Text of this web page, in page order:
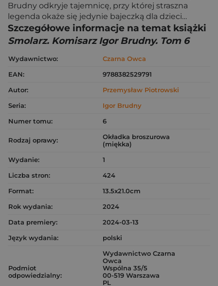
Brudny odkryje tajemnicę, przy której straszna
legenda okaże się jedynie bajeczką dla dzieci…
Szczegółowe informacje na temat książki
Smolarz. Komisarz Igor Brudny. Tom 6
Wydawnictwo:
Czarna Owca
EAN:
9788382529791
Autor:
Przemysław Piotrowski
Seria:
Igor Brudny
Numer tomu:
6
Rodzaj oprawy:
Okładka broszurowa
(miękka)
Wydanie:
1
Liczba stron:
424
Format:
13.5x21.0cm
Rok wydania:
2024
Data premiery:
2024-03-13
Język wydania:
polski
Podmiot
odpowiedzialny:
Wydawnictwo Czarna
Owca
Wspólna 35/5
00-519 Warszawa
PL